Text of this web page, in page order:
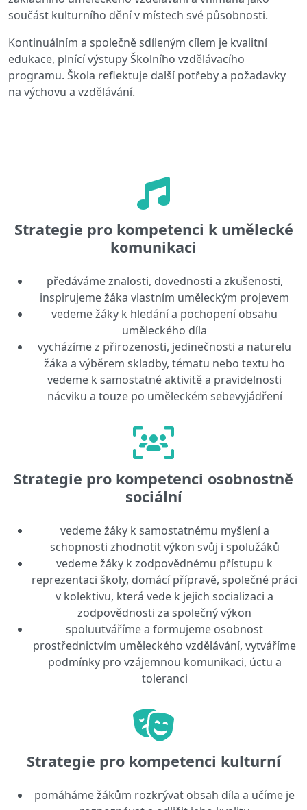
součást kulturního dění v místech své působnosti.
Kontinuálním a společně sdíleným cílem je kvalitní
edukace, plnící výstupy Školního vzdělávacího
programu. Škola reflektuje další potřeby a požadavky
na výchovu a vzdělávání.
Strategie pro kompetenci k umělecké
komunikaci
předáváme znalosti, dovednosti a zkušenosti,
inspirujeme žáka vlastním uměleckým projevem
vedeme žáky k hledání a pochopení obsahu
uměleckého díla
vycházíme z přirozenosti, jedinečnosti a naturelu
žáka a výběrem skladby, tématu nebo textu ho
vedeme k samostatné aktivitě a pravidelnosti
nácviku a touze po uměleckém sebevyjádření
Strategie pro kompetenci osobnostně
sociální
vedeme žáky k samostatnému myšlení a
schopnosti zhodnotit výkon svůj i spolužáků
vedeme žáky k zodpovědnému přístupu k
reprezentaci školy, domácí přípravě, společné práci
v kolektivu, která vede k jejich socializaci a
zodpovědnosti za společný výkon
spoluutváříme a formujeme osobnost
prostřednictvím uměleckého vzdělávání, vytváříme
podmínky pro vzájemnou komunikaci, úctu a
toleranci
Strategie pro kompetenci kulturní
pomáháme žákům rozkrývat obsah díla a učíme je